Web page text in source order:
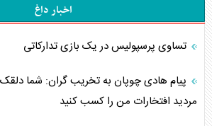
اخبار داغ
تساوی پرسپولیس در یک بازی تدارکاتی
پیام هادی چوپان به تخریب گران: شما
مردید افتخارات من را کسب کنید